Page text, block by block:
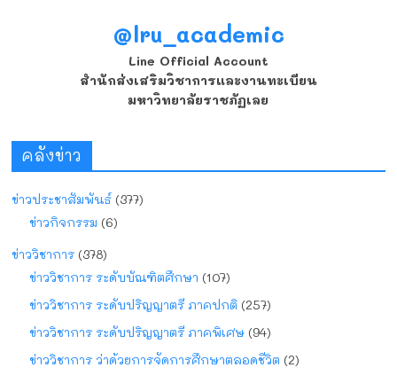
@lru_academic
Line Official Account
สำนักส่งเสริมวิชาการและงานทะเบียน
มหาวิทยาลัยราชภัฏเลย
คลังข่าว
ข่าวประชาสัมพันธ์ (377)
ข่าวกิจกรรม (6)
ข่าววิชาการ (378)
ข่าววิชาการ ระดับบัณฑิตศึกษา (107)
ข่าววิชาการ ระดับปริญญาตรี ภาคปกติ (257)
ข่าววิชาการ ระดับปริญญาตรี ภาคพิเศษ (94)
ข่าววิชาการ ว่าด้วยการจัดการศึกษาตลอดชีวิต (2)